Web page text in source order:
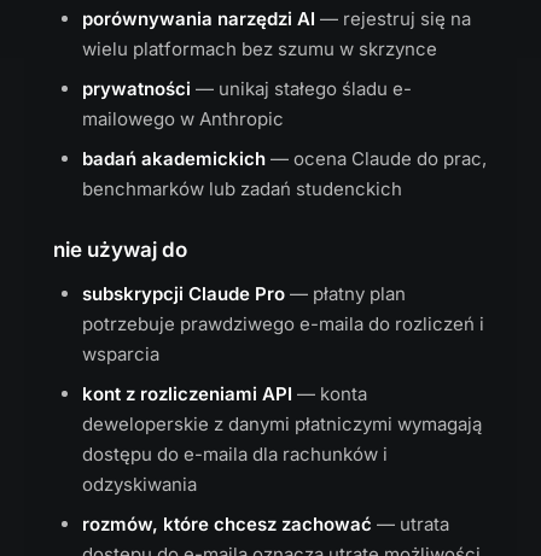
porównywania narzędzi AI — rejestruj się na
wielu platformach bez szumu w skrzynce
prywatności — unikaj stałego śladu e-
mailowego w Anthropic
badań akademickich — ocena Claude do prac,
benchmarków lub zadań studenckich
nie używaj do
subskrypcji Claude Pro — płatny plan
potrzebuje prawdziwego e-maila do rozliczeń i
wsparcia
kont z rozliczeniami API — konta
deweloperskie z danymi płatniczymi wymagają
dostępu do e-maila dla rachunków i
odzyskiwania
rozmów, które chcesz zachować — utrata